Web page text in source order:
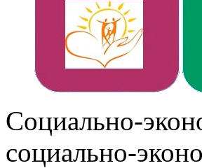
Cоциально-
социально-